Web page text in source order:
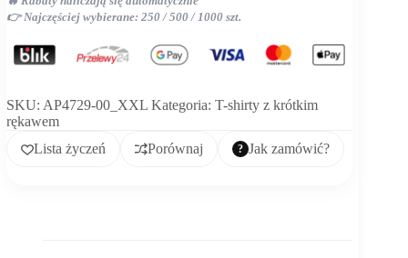
👉 Najczęściej wybierane: 250 / 500 / 1000 szt.
SKU: AP4729-00_XXL Kategoria: T-shirty z krótkim
rękawem
Lista życzeń
Porównaj Jak zamówić?